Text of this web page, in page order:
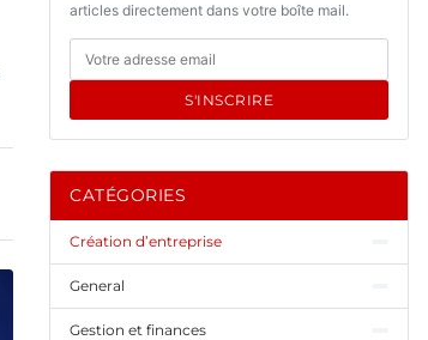
articles directement dans votre boîte mail.
S'INSCRIRE
CATÉGORIES
Création d’entreprise
General
Gestion et finances